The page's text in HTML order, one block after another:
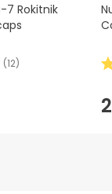
7 Rokitnik
(12)